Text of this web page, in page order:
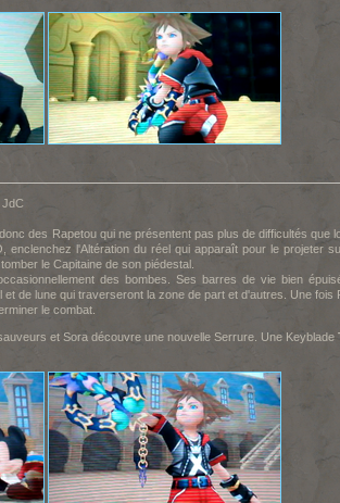
des Rapetou qui ne présentent pas plus de difficultés que
l'Altération du réel qui apparaît pour le projeter
le Capitaine de son piédestal.
des bombes. Ses barres de vie bien
de lune qui traverseront la zone de part et d'autres. Une fois
le combat.
et Sora découvre une nouvelle Serrure. Une Keyblade